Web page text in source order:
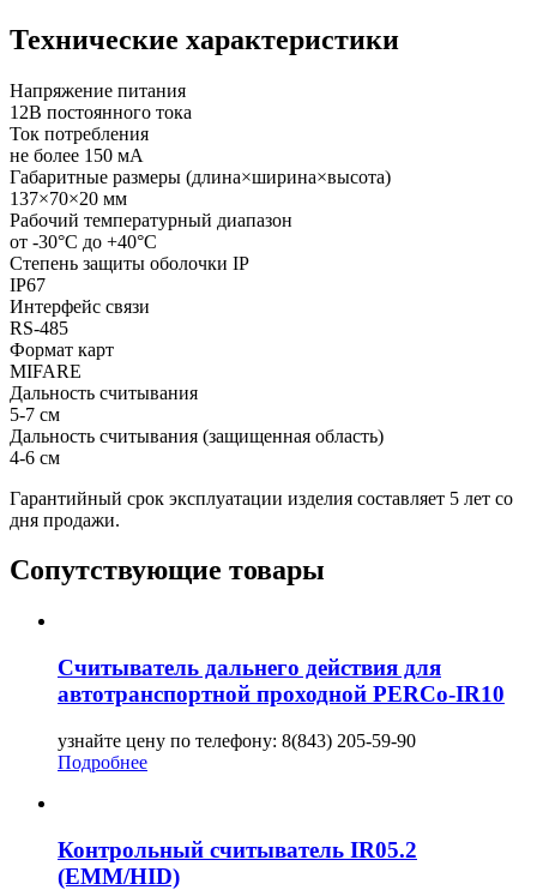
Технические характеристики
Напряжение питания
12В постоянного тока
Ток потребления
не более 150 мА
Габаритные размеры (длина×ширина×высота)
137×70×20 мм
Рабочий температурный диапазон
от -30°C до +40°C
Степень защиты оболочки IP
IP67
Интерфейс связи
RS-485
Формат карт
MIFARE
Дальность считывания
5-7 см
Дальность считывания (защищенная область)
4-6 см
Гарантийный срок эксплуатации изделия составляет 5 лет со
дня продажи.
Сопутствующие товары
Считыватель дальнего действия для
автотранспортной проходной PERCo-IR10
узнайте цену по телефону: 8(843) 205-59-90
Подробнее
Контрольный считыватель IR05.2
(EMM/HID)